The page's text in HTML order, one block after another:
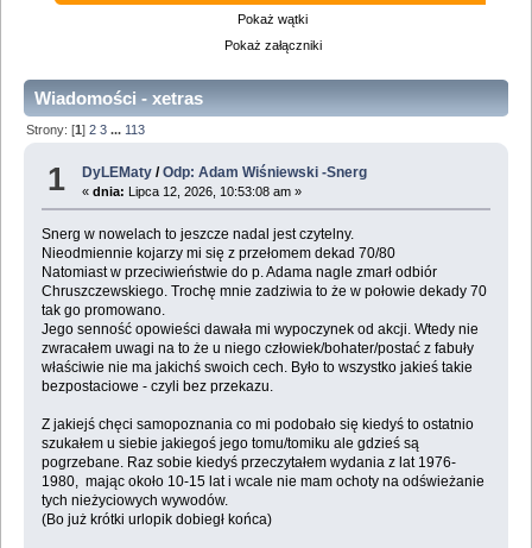
Pokaż wątki
Pokaż załączniki
Wiadomości - xetras
Strony: [1]2 3 ... 113
1 DyLEMaty /Odp: Adam Wiśniewski -Snerg
«dnia: Lipca 12, 2026, 10:53:08 am »
Snerg w nowelach to jeszcze nadal jest czytelny.
Nieodmiennie kojarzy mi się z przełomem dekad 70/80
Natomiast w przeciwieństwie do p. Adama nagle zmarł odbiór
Chruszczewskiego. Trochę mnie zadziwia to że w połowie dekady 70
tak go promowano.
Jego senność opowieści dawała mi wypoczynek od akcji. Wtedy nie
zwracałem uwagi na to że u niego człowiek/bohater/postać z fabuły
właściwie nie ma jakichś swoich cech. Było to wszystko jakieś takie
bezpostaciowe - czyli bez przekazu.
Z jakiejś chęci samopoznania co mi podobało się kiedyś to ostatnio
szukałem u siebie jakiegoś jego tomu/tomiku ale gdzieś są
pogrzebane. Raz sobie kiedyś przeczytałem wydania z lat 1976-
1980, mając około 10-15 lat i wcale nie mam ochoty na odświeżanie
tych nieżyciowych wywodów.
(Bo już krótki urlopik dobiegł końca)